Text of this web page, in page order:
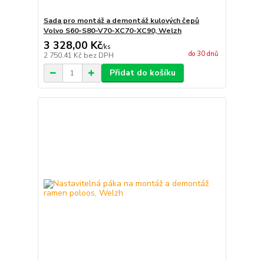
Sada pro montáž a demontáž kulových čepů
Volvo S60-S80-V70-XC70-XC90, Welzh
3 328,00 Kč/ks
2 750,41 Kč bez DPH do 30 dnů
Přidat do košíku